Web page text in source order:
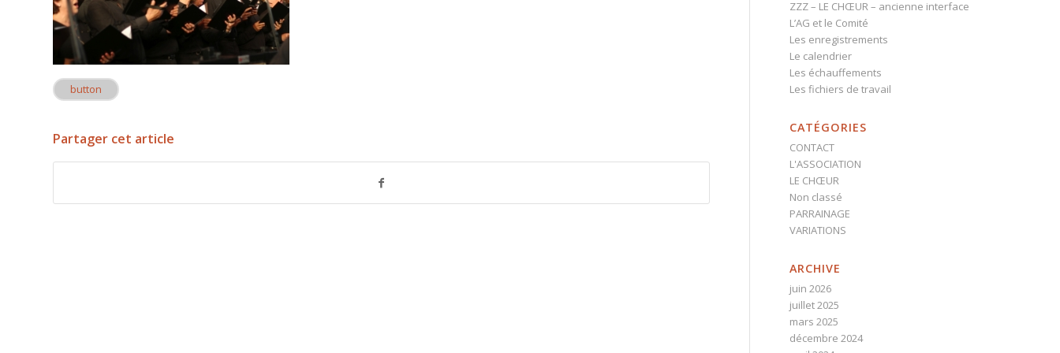
button
Partager cet article
ZZZ – LE CHŒUR – ancienne interface
L’AG et le Comité
Les enregistrements
Le calendrier
Les échauffements
Les fichiers de travail
CATÉGORIES
CONTACT
L'ASSOCIATION
LE CHŒUR
Non classé
PARRAINAGE
VARIATIONS
ARCHIVE
juin 2026
juillet 2025
mars 2025
décembre 2024